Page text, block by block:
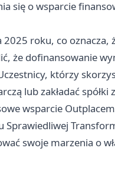
się o wsparcie
roku, co oznacza,
że dofinansowanie
którzy
lub zakładać
wsparcie
swoje marzenia o